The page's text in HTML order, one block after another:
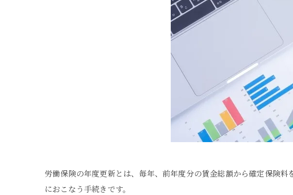
労働保険の年度更新とは、毎年、前年度分の賃金総額から確定保険
におこなう手続きです。